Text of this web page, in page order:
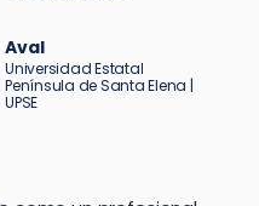
Aval
Universidad Estatal
Península de Santa Elena |
UPSE